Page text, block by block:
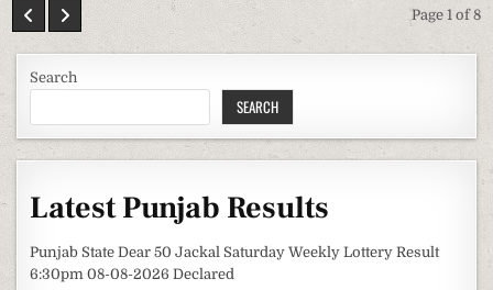
Page 1 of 8
Search
SEARCH
Latest Punjab Results
Punjab State Dear 50 Jackal Saturday Weekly Lottery Result
6:30pm 08-08-2026 Declared